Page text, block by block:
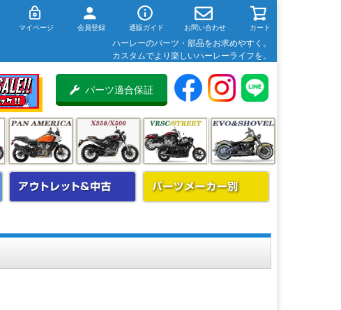
マイページ 会員登録 通販ガイド お問い合わせ カート
ハーレーのパーツ・部品をお求めやすく。
カスタムでより楽しいハーレーライフを。
パーツ適合保証